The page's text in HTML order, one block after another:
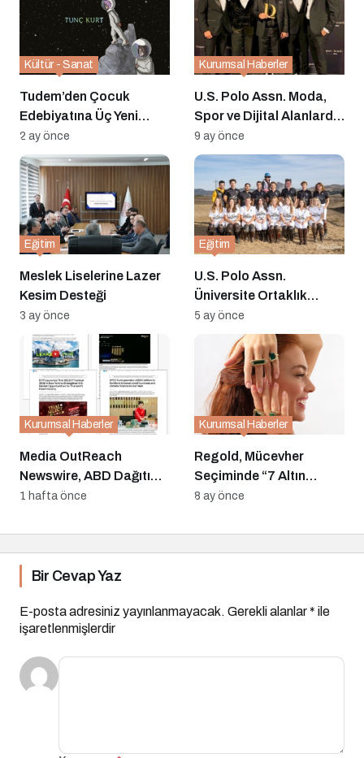
Tudem’den Çocuk
Edebiyatına Üç Yeni
Ödüllü Roman
Kültür - Sanat
2 ay önce
U.S. Polo Assn. Moda,
Spor ve Dijital Alanlarda
Uluslararası Ödüller
Kazandı
Kurumsal Haberler
9 ay önce
Meslek Liselerine Lazer
Kesim Desteği
Eğitim
3 ay önce
U.S. Polo Assn.
Üniversite Ortaklık
Programı 2026
Sezonunda Rekor
Sayıda Takıma Destek
Veriyor
Eğitim
5 ay önce
Media OutReach
Newswire, ABD Dağıtım
Ağını ve Yapay Zekâ
Güçlendiriyor
Kurumsal Haberler
1 hafta önce
Regold, Mücevher
Seçiminde “7 Altın
Kural” Rehberini
Kurumsal Haberler
8 ay önce
Bir Cevap Yaz
E-posta adresiniz yayınlanmayacak. Gerekli alanlar* ile
işaretlenmişlerdir